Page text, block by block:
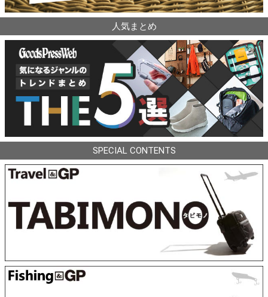
人気まとめ
SPECIAL CONTENTS